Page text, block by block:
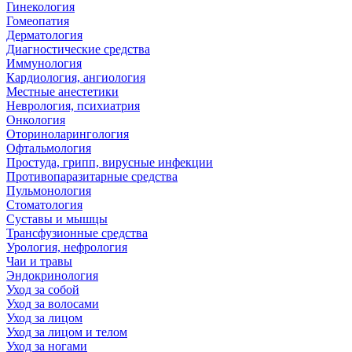
Гинекология
Гомеопатия
Дерматология
Диагностические средства
Иммунология
Кардиология, ангиология
Местные анестетики
Неврология, психиатрия
Онкология
Оториноларингология
Офтальмология
Простуда, грипп, вирусные инфекции
Противопаразитарные средства
Пульмонология
Стоматология
Суставы и мышцы
Трансфузионные средства
Урология, нефрология
Чаи и травы
Эндокринология
Уход за собой
Уход за волосами
Уход за лицом
Уход за лицом и телом
Уход за ногами